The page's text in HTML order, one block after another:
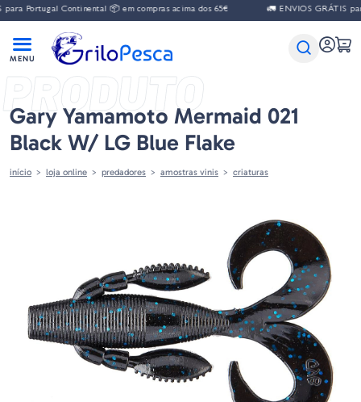
Portugal Continental 📦 em compras acima dos 65€ 🚛 ENVIOS GRÁTIS
PRODUTO
Gary Yamamoto Mermaid 021
Black W/ LG Blue Flake
início loja online predadores amostras vinis criaturas